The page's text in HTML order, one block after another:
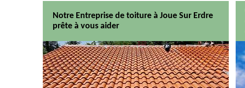
Notre Entreprise de toiture à Joue Sur Erdre
prête à vous aider